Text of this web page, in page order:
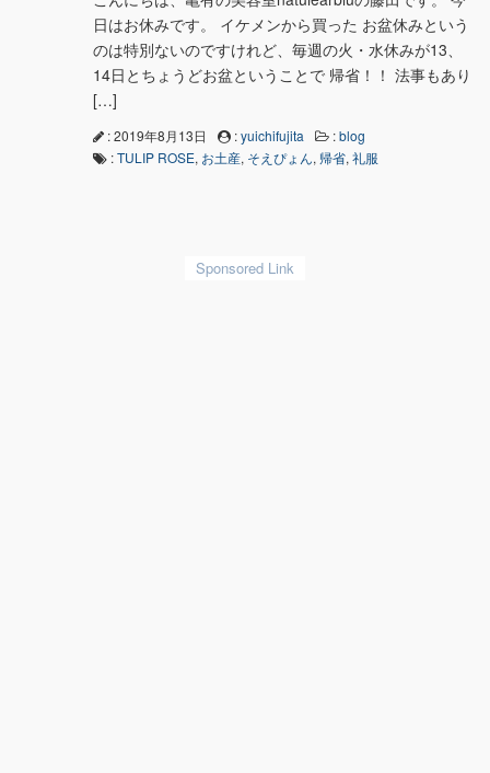
日はお休みです。 イケメンから買った お盆休みという
のは特別ないのですけれど、毎週の火・水休みが13、
14日とちょうどお盆ということで 帰省！！ 法事もあり
[…]
: 2019年8月13日 :yuichifujita :blog
:TULIP ROSE, お土産, そえぴょん, 帰省, 礼服